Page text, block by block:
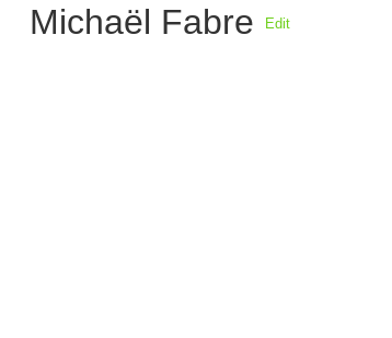
Michaël Fabre Edit